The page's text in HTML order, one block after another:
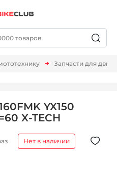
Запчасти для
YX150
X-TECH
Нет в наличии